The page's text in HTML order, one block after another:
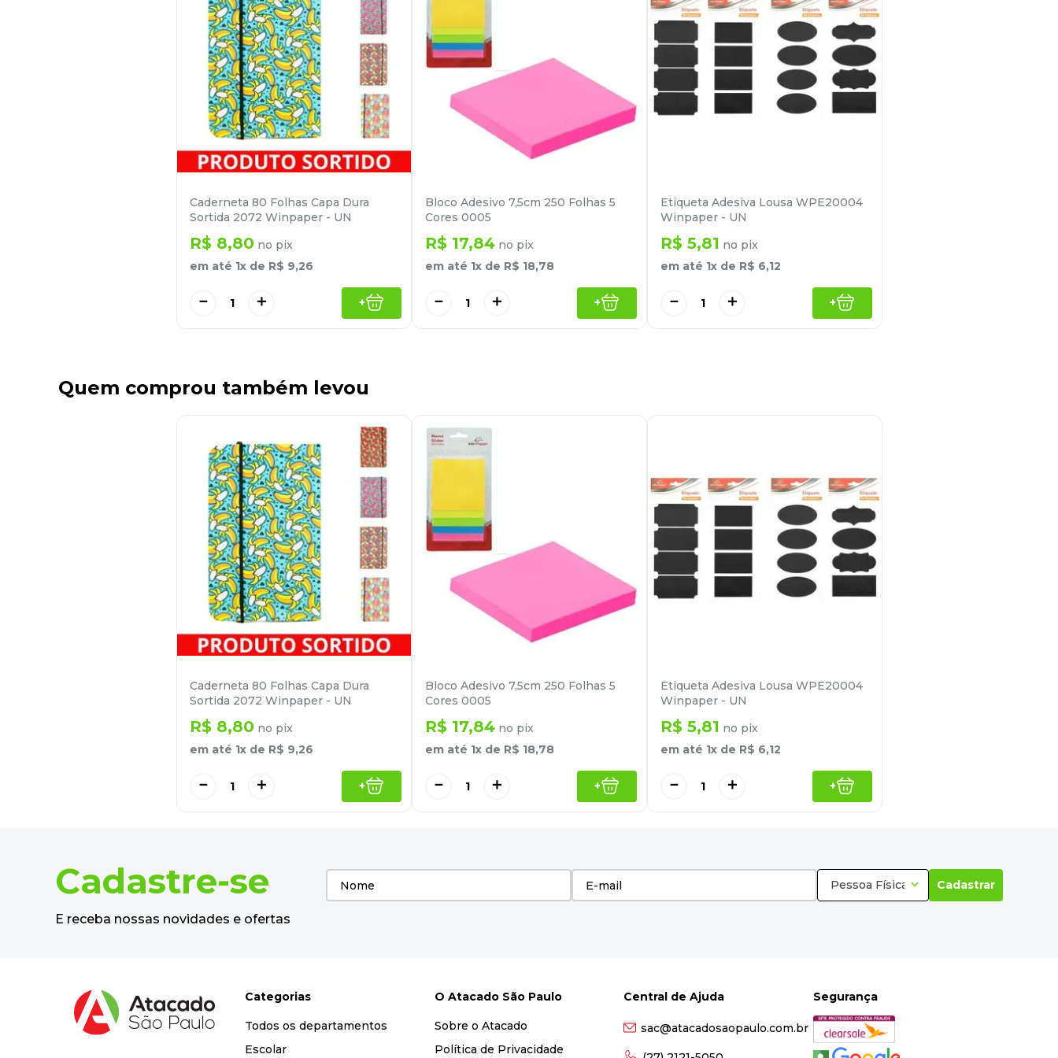
Caderneta 80 Folhas Capa Dura
Sortida 2072 Winpaper - UN
R$ 8,80 no pix
em até 1x de R$ 9,26
＋
－ +
Bloco Adesivo 7,5cm 250 Folhas 5
Cores 0005
R$ 17,84no pix
em até 1x de R$ 18,78
＋
－ +
Etiqueta Adesiva Lousa WPE20004
Winpaper - UN
R$ 5,81 no pix
em até 1x de R$ 6,12
＋
－ +
Quem comprou também levou
Caderneta 80 Folhas Capa Dura
Sortida 2072 Winpaper - UN
R$ 8,80 no pix
em até 1x de R$ 9,26
＋
－ +
Bloco Adesivo 7,5cm 250 Folhas 5
Cores 0005
R$ 17,84no pix
em até 1x de R$ 18,78
＋
－ +
Etiqueta Adesiva Lousa WPE20004
Winpaper - UN
R$ 5,81 no pix
em até 1x de R$ 6,12
＋
－ +
Cadastre-se
E receba nossas novidades e ofertas
Pessoa Física Cadastrar
Categorias
Todos os departamentos
Escolar
O Atacado São Paulo
Sobre o Atacado
Política de Privacidade
Central de Ajuda
sac@atacadosaopaulo.com.br
Segurança